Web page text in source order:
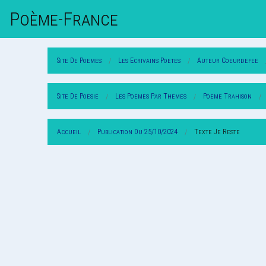
Poème-FrAnce
Site De Poemes Les Ecrivains Poetes Auteur Coeurdefee
Site De Poesie Les Poemes Par Themes Poeme Trahison
Accueil Publication Du 25/10/2024 Texte Je Reste